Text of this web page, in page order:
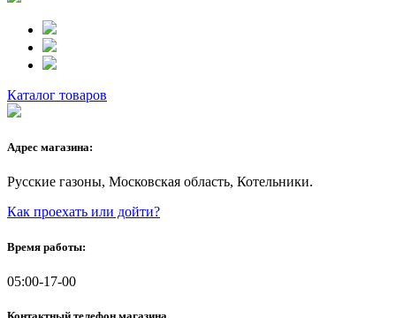
Каталог товаров
Адрес магазина:
Русские газоны, Московская область, Котельники.
Как проехать или дойти?
Время работы:
05:00-17-00